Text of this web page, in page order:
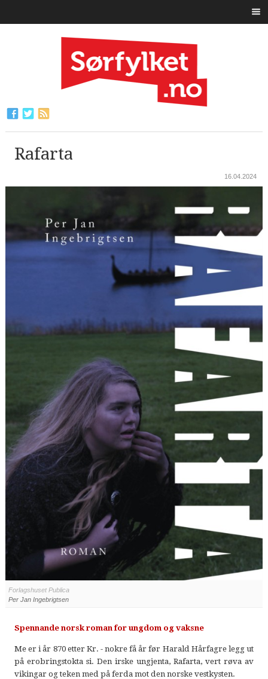
Rafarta
16.04.2024
Forlagshuset Publica
Per Jan Ingebrigtsen
Spennande norsk roman for ungdom og vaksne
Me er i år 870 etter Kr. - nokre få år før Harald Hårfagre legg ut
på erobringstokta si. Den irske ungjenta, Rafarta, vert røva av
vikingar og teken med på ferda mot den norske vestkysten.